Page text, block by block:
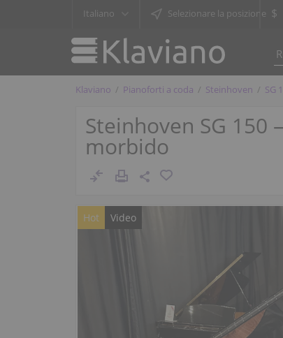
Italiano Selezionare la posizione $
Klaviano Pianoforti a coda Steinhoven SG
Steinhoven SG
morbido
Hot Video